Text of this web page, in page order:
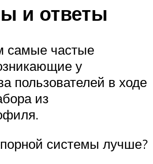
и ответы
самые частые
у
пользователей в ходе
из
системы лучше?